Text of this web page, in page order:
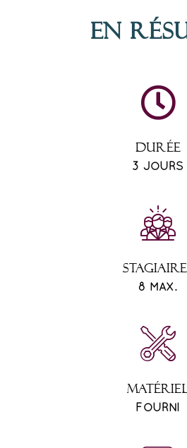
En
DURÉE
3 JOURS
8 MAX.
FOURNI